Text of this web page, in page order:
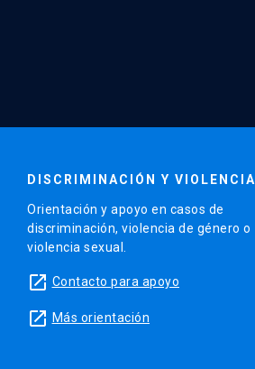
DISCRIMINACIÓN Y VIOLENCIA
Orientación y apoyo en casos de
discriminación, violencia de género o
violencia sexual.
launch Contacto para apoyo
launch Más orientación